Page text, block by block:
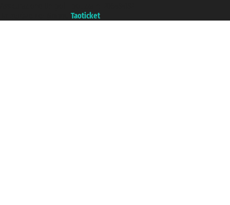
Taoticket